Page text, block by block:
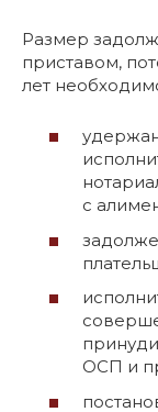
Размер
приставом,
лет
с
ОСП и